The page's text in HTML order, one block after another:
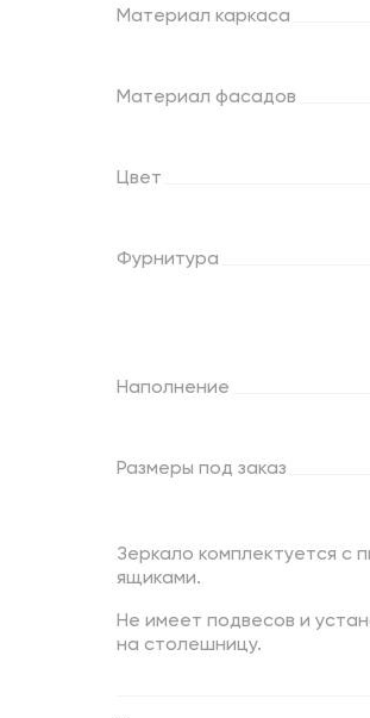
Материал каркаса
Материал фасадов
Цвет
Фурнитура
Наполнение
Размеры под заказ
Зеркало комплектуется с
ящиками.
Не имеет подвесов и
на столешницу.